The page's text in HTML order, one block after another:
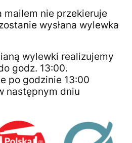
mailem nie przekieruje
wysłana wylewka
wylewki realizujemy
godz. 13:00.
po godzinie 13:00
następnym dniu